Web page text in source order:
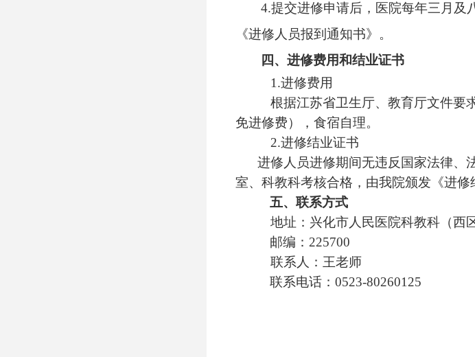
4.提交进修申请后，医院每年三月及
《进修人员报到通知书》。
四、进修费用和结业证书
1.进修费用
根据江苏省卫生厅、教育厅文件要
免进修费），食宿自理。
2.进修结业证书
进修人员进修期间无违反国家法律、
室、科教科考核合格，由我院颁发《进修
五、联系方式
地址：兴化市人民医院科教科（西
邮编： 225700
联系人： 王老师
联系电话：0523-80260125